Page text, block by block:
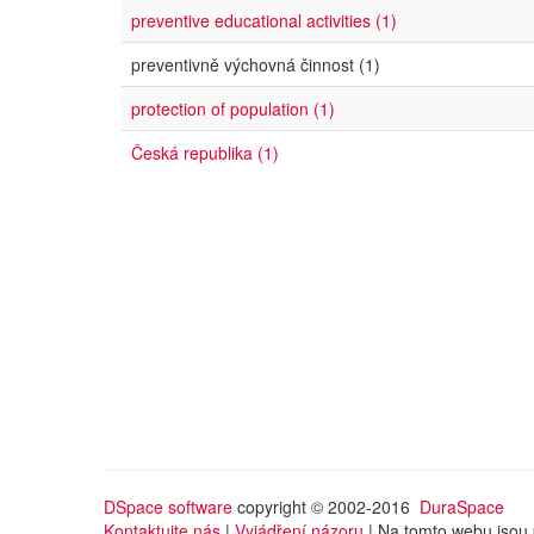
preventive educational activities (1)
preventivně výchovná činnost (1)
protection of population (1)
Česká republika (1)
DSpace software copyright © 2002-2016 DuraSpace